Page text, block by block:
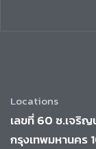
Locations
เลขที่ 60 ซ.เจริ
กรุงเทพมหานคร